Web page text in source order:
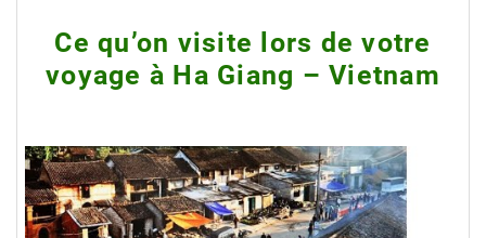
Ce qu’on visite lors de votre
voyage à Ha Giang – Vietnam